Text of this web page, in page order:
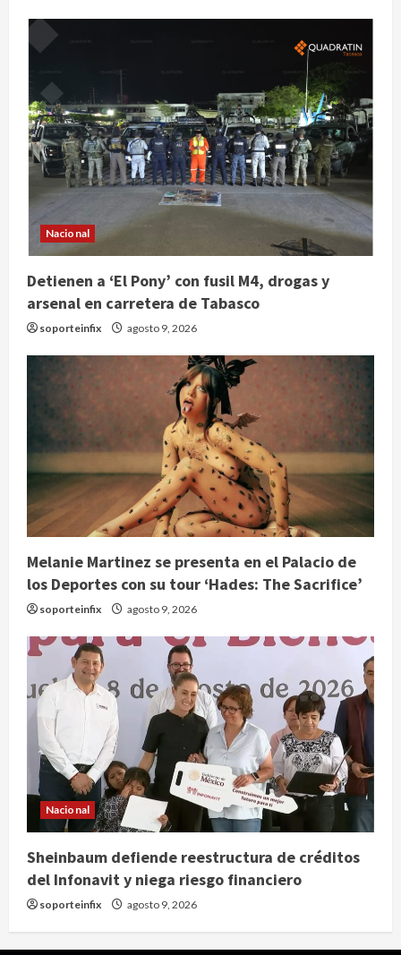
Nacional
Detienen a ‘El Pony’ con fusil M4, drogas y
arsenal en carretera de Tabasco
soporteinfix agosto 9, 2026
Melanie Martinez se presenta en el Palacio de
los Deportes con su tour ‘Hades: The Sacrifice’
soporteinfix agosto 9, 2026
Nacional
Sheinbaum defiende reestructura de créditos
del Infonavit y niega riesgo financiero
soporteinfix agosto 9, 2026